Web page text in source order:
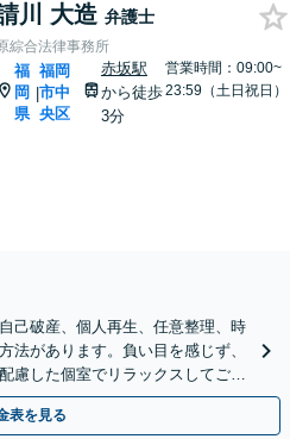
川 大造 弁護士
綜合法律事務所
福
岡
県
|
福岡
市中
央区
赤坂駅
から徒歩
3分
営業時間：09:00~
23:59（土日祝日）
己破産、個人再生、任意整理、時
法があります。負い目を感じず、
慮した個室でリラックスしてご相
】
表を見る